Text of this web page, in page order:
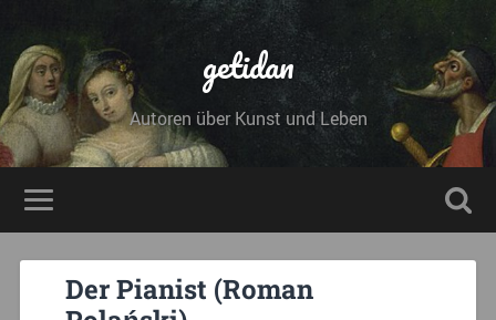
getidan
Autoren über Kunst und Leben
Der Pianist (Roman